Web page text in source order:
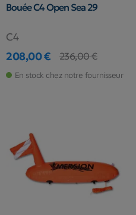
Bouée C4 Open Sea 29
C4
Prix
208,00 €
Prix de base
236,00 €
En stock chez notre fournisseur